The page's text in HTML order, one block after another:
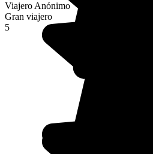
Viajero Anónimo
Gran viajero
5